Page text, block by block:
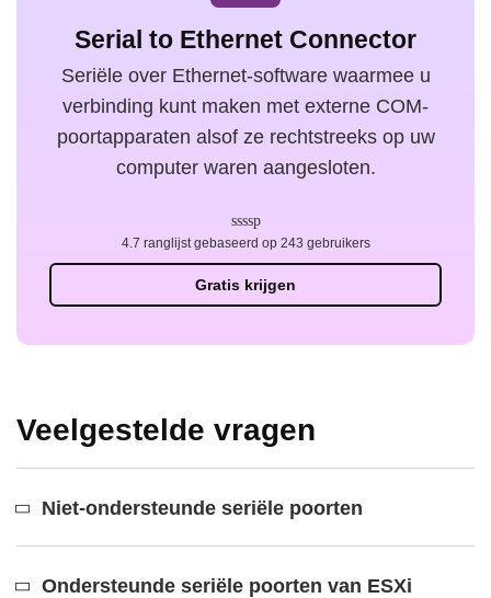
Serial to Ethernet Connector
Seriële over Ethernet-software waarmee u
verbinding kunt maken met externe COM-
poortapparaten alsof ze rechtstreeks op uw
computer waren aangesloten.
Gratis krijgen
4.7 ranglijst gebaseerd op 243 gebruikers
Veelgestelde vragen
Niet-ondersteunde seriële poorten
Ondersteunde seriële poorten van ESXi